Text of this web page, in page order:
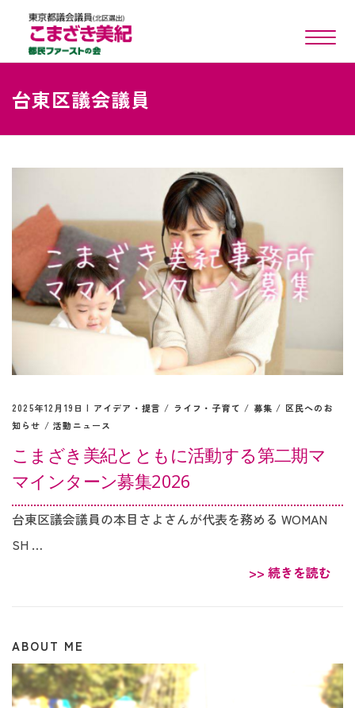
toggle
台東区議会議員
2025年12月19日 | アイデア・提言 / ライフ・子育て / 募集 / 区民へのお
知らせ /活動ニュース
こまざき美紀とともに活動する第二期マ
マインターン募集2026
台東区議会議員の本目さよさんが代表を務める WOMAN
SH …
>> 続きを読む
ABOUT ME